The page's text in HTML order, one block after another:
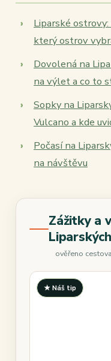
Liparské
který ostrov
Dovolená na
na výlet a co to
Sopky na
Vulcano a kde
Počasí na
na návštěvu
Zážitky a
ověřeno
★ Náš tip